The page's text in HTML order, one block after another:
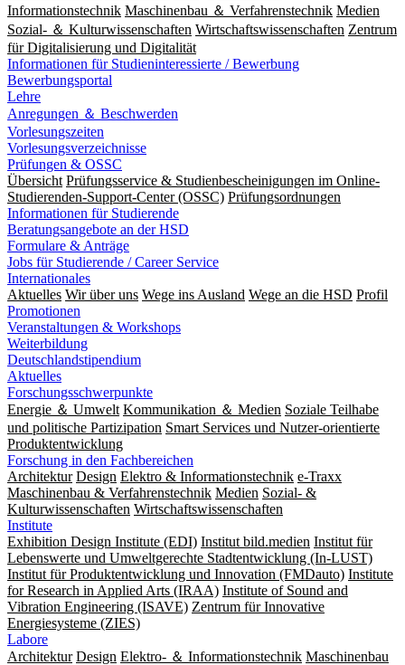
Informationstechnik Maschinenbau ＆ Verfahrenstechnik Medien
Sozial- ＆ Kulturwissenschaften Wirtschaftswissenschaften Zentrum
für Digitalisierung und Digitalität
Informationen für Studieninteressierte / Bewerbung
Bewerbungsportal
Lehre
Anregungen ＆ Beschwerden
Vorlesungszeiten
Vorlesungsverzeichnisse
Prüfungen & OSSC
Übersicht Prüfungsservice & Studienbescheinigungen im Online-
Studierenden-Support-Center (OSSC) Prüfungsordnungen
Informationen für Studierende
Beratungsangebote an der HSD
Formulare & Anträge
Jobs für Studierende / Career Service
Internationales
Aktuelles Wir über uns Wege ins Ausland Wege an die HSD Profil
Promotionen
Veranstaltungen & Workshops
Weiterbildung
Deutschlandstipendium
Aktuelles
Forschungsschwerpunkte
Energie ＆ Umwelt Kommunikation ＆ Medien Soziale Teilhabe
und politische Partizipation Smart Services und Nutzer-orientierte
Produktentwicklung
Forschung in den Fachbereichen
Architektur Design Elektro & Informationstechnik e-Traxx
Maschinenbau & Verfahrenstechnik Medien Sozial- &
Kulturwissenschaften Wirtschaftswissenschaften
Institute
Exhibition Design Institute (EDI) Institut bild.medien Institut für
Lebenswerte und Umweltgerechte Stadtentwicklung (In-LUST)
Institut für Produktentwicklung und Innovation (FMDauto) Institute
for Research in Applied Arts (IRAA) Institute of Sound and
Vibration Engineering (ISAVE) Zentrum für Innovative
Energiesysteme (ZIES)
Labore
Architektur Design Elektro- ＆ Informationstechnik Maschinenbau